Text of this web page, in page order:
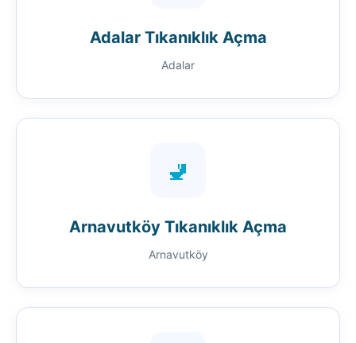
Adalar Tıkanıklık Açma
Adalar
🚽
Arnavutköy Tıkanıklık Açma
Arnavutköy